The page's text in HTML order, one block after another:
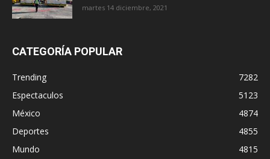
martes 14 diciembre, 2021
CATEGORÍA POPULAR
Trending
7282
Espectaculos
5123
México
4874
Deportes
4855
Mundo
4815